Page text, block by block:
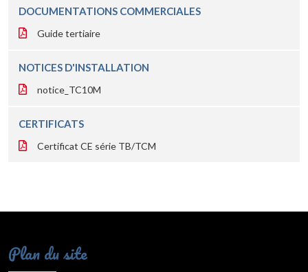
DOCUMENTATIONS COMMERCIALES
Guide tertiaire
NOTICES D'INSTALLATION
notice_TC10M
CERTIFICATS
Certificat CE série TB/TCM
Plan du site